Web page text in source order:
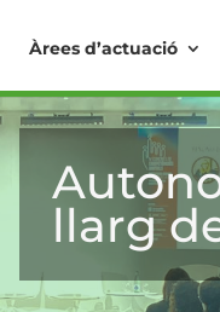
Àrees d’actuació
llarg